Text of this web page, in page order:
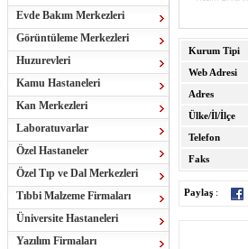
Evde Bakım Merkezleri
Görüntüleme Merkezleri
Huzurevleri
Kamu Hastaneleri
Kan Merkezleri
Laboratuvarlar
Özel Hastaneler
Özel Tıp ve Dal Merkezleri
Tıbbi Malzeme Firmaları
Üniversite Hastaneleri
Yazılım Firmaları
Kurum Tipi
Web Adresi
Adres
Ülke/İl/İlçe
Telefon
Faks
Paylaş :